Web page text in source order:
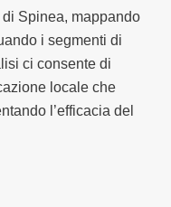
Spinea, mappando
i segmenti di
ci consente di
locale che
l’efficacia del